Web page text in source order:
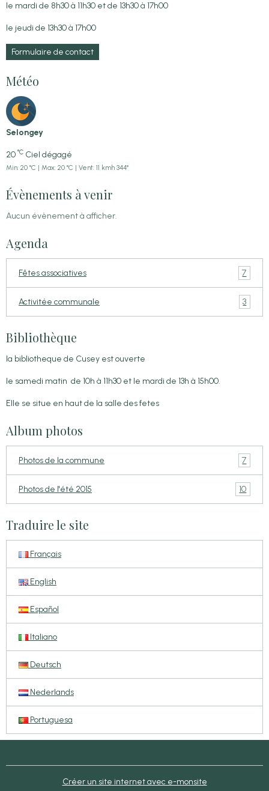
le mardi de 8h30 à 11h30 et de 13h30 à 17h00
le jeudi de 13h30 à 17h00
Formulaire de contact
Météo
Selongey
20 °C Ciel dégagé
Min: 20 °C | Max: 20 °C | Vent: 11 kmh 344°
Évènements à venir
Aucun évènement à afficher.
Agenda
Fêtes associatives 7
Activitée communale 3
Bibliothèque
la bibliotheque de Cusey est ouverte
le samedi matin de 10h à 11h30 et le mardi de 13h à 15h00.
Elle se situe en haut de la salle des fetes
Album photos
Photos de la commune 7
Photos de l'été 2015 10
Traduire le site
Français
English
Español
Italiano
Deutsch
Nederlands
Portuguesa
Créer un site internet avec e-monsite